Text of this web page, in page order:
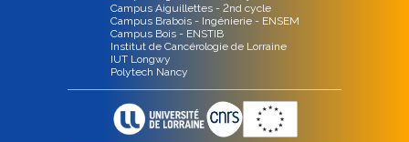
Campus Aiguillettes - 2nd cycle
Campus Brabois - Ingénierie - ENSEM
Campus Bois - ENSTIB
Institut de Cancérologie de Lorraine
IUT Longwy
Polytech Nancy